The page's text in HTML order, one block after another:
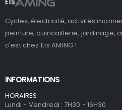
Cycles, électricité, activités
peinture, quincaillerie, jardinage,
c'est chez Ets AMING !
INFORMATIONS
HORAIRES
Lundi - Vendredi : 7H30 - 16H30